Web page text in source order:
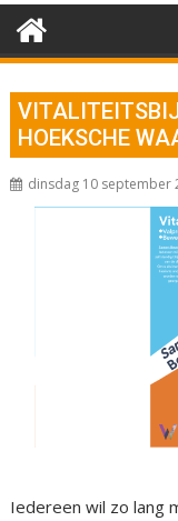
HOEKSCHE
dinsdag 10 september
Iedereen wil zo lang